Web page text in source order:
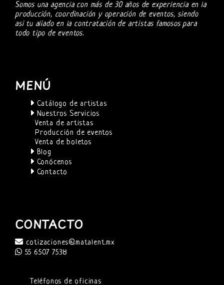
Somos una agencia con más de 30 años de experiencia en la
producción, coordinación y operación de eventos, siendo
asi tu aliado en la contratación de artistas famosos para
todo tipo de eventos.
MENÚ
Catálogo de artistas
Nuestros Servicios
Venta de artistas
Producción de eventos
Venta de boletos
Blog
Conócenos
Contacto
CONTACTO
cotizaciones@matalent.mx
55 6507 7538
Teléfonos de oficinas